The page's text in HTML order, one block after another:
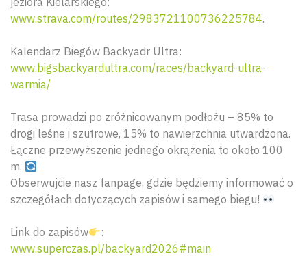
www.strava.com/routes/2983721100736225784.
Kalendarz Biegów Backyadr Ultra:
www.bigsbackyardultra.com/races/backyard-ultra-
warmia/
Trasa prowadzi po zróżnicowanym podłożu – 85% to
drogi leśne i szutrowe, 15% to nawierzchnia utwardzona.
Łączne przewyższenie jednego okrążenia to około 100
m.
Obserwujcie nasz fanpage, gdzie będziemy informować o
szczegółach dotyczących zapisów i samego biegu!
Link do zapisów
:
www.superczas.pl/backyard2026#main